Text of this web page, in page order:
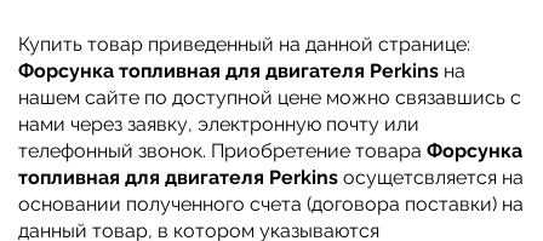
Купить товар приведенный на данной странице:
Форсунка топливная для двигателя Perkins на
нашем сайте по доступной цене можно связавшись с
нами через заявку, электронную почту или
телефонный звонок. Приобретение товара Форсунка
топливная для двигателя Perkins осущетсвляется на
основании полученного счета (договора поставки) на
данный товар, в котором указываются